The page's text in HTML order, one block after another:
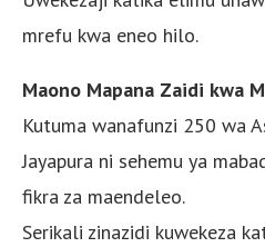
mrefu kwa eneo hilo.
Maono Mapana Zaidi kwa
Kutuma wanafunzi 250 wa
Jayapura ni sehemu ya
fikra za maendeleo.
Serikali zinazidi kuwekeza